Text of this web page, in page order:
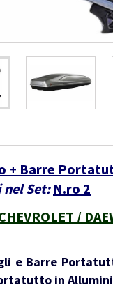
+ Barre
Set: N.ro 2
/
e Barre
in